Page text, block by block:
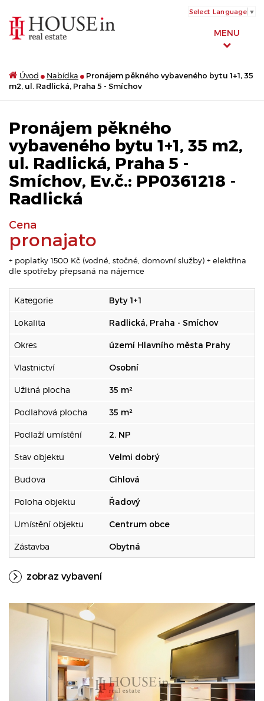
MENU
Select Language ▼
Úvod Nabídka
Pronájem pěkného vybaveného bytu 1+1, 35
m2, ul. Radlická, Praha 5 - Smíchov
Pronájem pěkného
vybaveného bytu 1+1, 35 m2,
ul. Radlická, Praha 5 -
Smíchov, Ev.č.: PP0361218 -
Radlická
Cena
pronajato
+ poplatky 1500 Kč (vodné, stočné, domovní služby) + elektřina
dle spotřeby přepsaná na nájemce
Kategorie Byty 1+1
Lokalita Radlická, Praha - Smíchov
Okres území Hlavního města Prahy
Vlastnictví Osobní
Užitná plocha 35 m²
Podlahová plocha 35 m²
Podlaží umístění 2. NP
Stav objektu Velmi dobrý
Budova Cihlová
Poloha objektu Řadový
Umístění objektu Centrum obce
Zástavba Obytná
zobraz vybavení